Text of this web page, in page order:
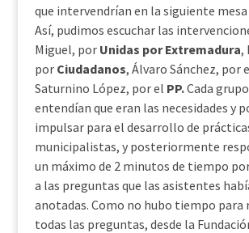
que intervendrían en la siguiente
Así, pudimos escuchar las
Miguel, por Unidas por Extremadura,
por Ciudadanos, Álvaro Sánchez, por
Saturnino López, por el PP.Cada
entendían que eran las necesidades y
impulsar para el desarrollo de
municipalistas, y posteriormente
un máximo de 2 minutos de tiempo
a las preguntas que las asistentes
anotadas. Como no hubo tiempo para
todas las preguntas, desde la